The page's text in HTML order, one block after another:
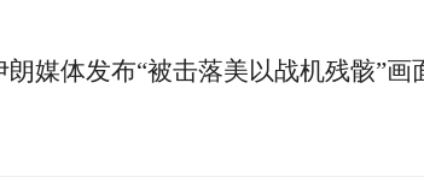
朗媒体发布“被击落美以战机残骸”画